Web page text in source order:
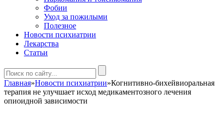
Фобии
Уход за пожилыми
Полезное
Новости психиатрии
Лекарства
Статьи
Главная»Новости психиатрии»Когнитивно-бихейвиоральная
терапия не улучшает исход медикаментозного лечения
опиоидной зависимости